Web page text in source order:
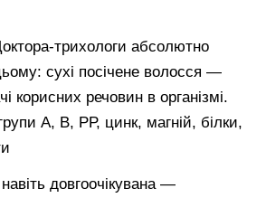
трихологи абсолютно
сухі посічене волосся —
корисних речовин в організмі.
А, В, РР, цинк, магній, білки,
довгоочікувана —